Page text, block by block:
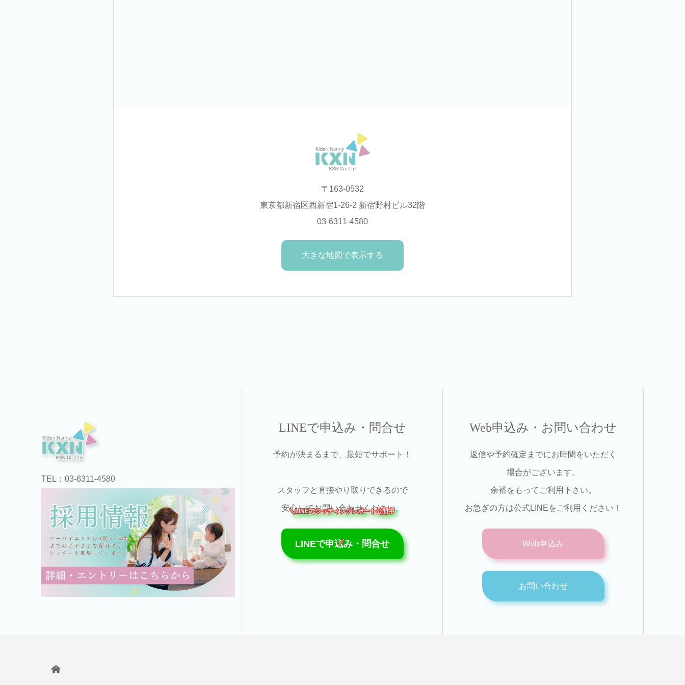
〒163-0532
東京都新宿区西新宿1-26-2 新宿野村ビル32階
03-6311‐4580
大きな地図で表示する
TEL：03-6311‐4580
LINEで申込み・問合せ
予約が決まるまで、最短でサポート！
スタッフと直接やり取りできるので
安心してお問い合わせください。
＼LINEでシッティングレポート公開中
／
LINEで申込み・問合せ
Web申込み・お問い合わせ
返信や予約確定までにお時間をいただく
場合がございます。
余裕をもってご利用下さい。
お急ぎの方は公式LINEをご利用ください！
Web申込み
お問い合わせ